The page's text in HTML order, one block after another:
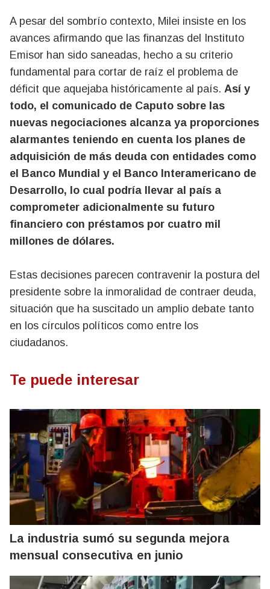
A pesar del sombrío contexto, Milei insiste en los
avances afirmando que las finanzas del Instituto
Emisor han sido saneadas, hecho a su criterio
fundamental para cortar de raíz el problema de
déficit que aquejaba históricamente al país. Así y
todo, el comunicado de Caputo sobre las
nuevas negociaciones alcanza ya proporciones
alarmantes teniendo en cuenta los planes de
adquisición de más deuda con entidades como
el Banco Mundial y el Banco Interamericano de
Desarrollo, lo cual podría llevar al país a
comprometer adicionalmente su futuro
financiero con préstamos por cuatro mil
millones de dólares.
Estas decisiones parecen contravenir la postura del
presidente sobre la inmoralidad de contraer deuda,
situación que ha suscitado un amplio debate tanto
en los círculos políticos como entre los
ciudadanos.
Te puede interesar
La industria sumó su segunda mejora
mensual consecutiva en junio